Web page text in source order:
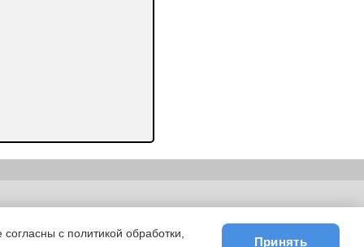
|E-mail
с политикой обработки,
Принять